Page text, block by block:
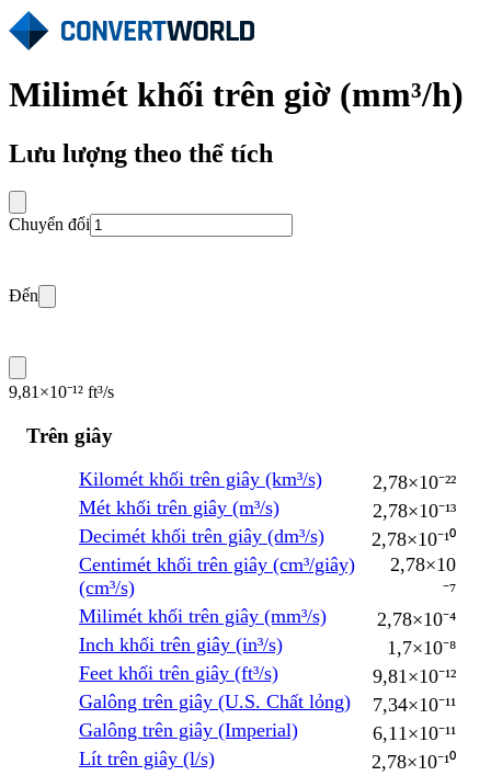
Milimét khối trên giờ (mm³/h)
Lưu lượng theo thể tích
Chuyển đổi
Đến
9,81×10⁻¹² ft³/s
Trên giây
Kilomét khối trên giây (km³/s)
2,78×10⁻²²
Mét khối trên giây (m³/s)
2,78×10⁻¹³
Decimét khối trên giây (dm³/s)
2,78×10⁻¹⁰
Centimét khối trên giây (cm³/giây)
(cm³/s)
2,78×10
⁻⁷
Milimét khối trên giây (mm³/s)
2,78×10⁻⁴
Inch khối trên giây (in³/s)
1,7×10⁻⁸
Feet khối trên giây (ft³/s)
9,81×10⁻¹²
Galông trên giây (U.S. Chất lỏng)
7,34×10⁻¹¹
Galông trên giây (Imperial)
6,11×10⁻¹¹
Lít trên giây (l/s)
2,78×10⁻¹⁰